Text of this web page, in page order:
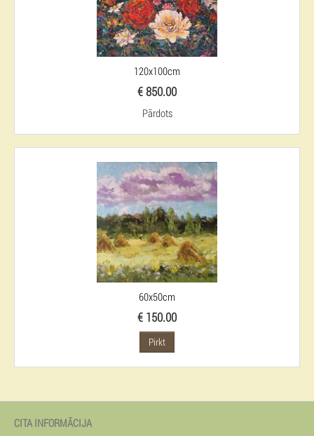
120x100cm
€ 850.00
Pārdots
60x50cm
€ 150.00
Pirkt
CITA INFORMĀCIJA